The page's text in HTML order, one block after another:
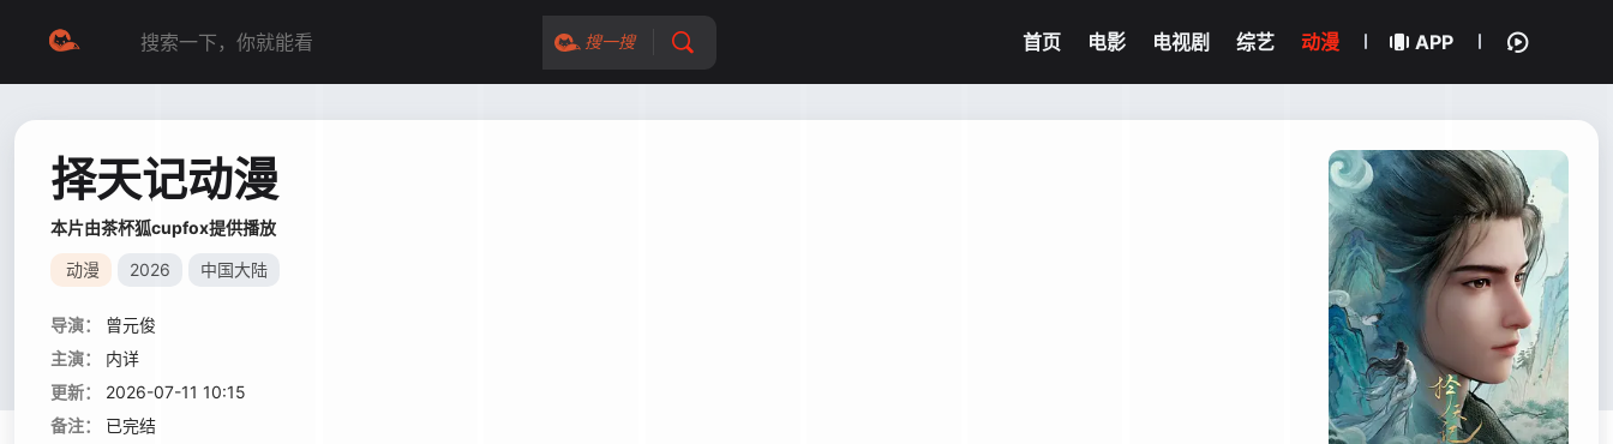
搜一搜 首页 电影 电视剧 综艺 动漫 APP
择天记动漫
本片由茶杯狐cupfox提供播放
动漫 2026 中国大陆
导演：
曾元俊
主演：
内详
更新：
2026-07-11 10:15
备注：
已完结